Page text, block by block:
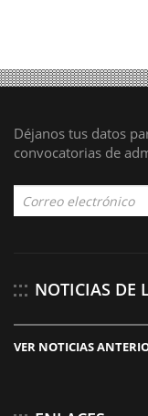
Déjanos tus datos
convocatorias de
NOTICIAS DE
VER NOTICIAS